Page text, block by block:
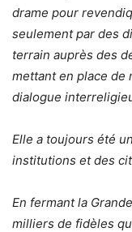
drame pour
seulement par des
terrain auprès des
mettant en place de
dialogue
Elle a toujours été
institutions et des
En fermant la
milliers de fidèles